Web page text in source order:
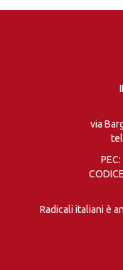
via
Radicali italiani è